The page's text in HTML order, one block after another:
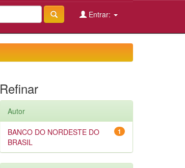
Entrar:
Refinar
Autor
1
BANCO DO NORDESTE DO
BRASIL